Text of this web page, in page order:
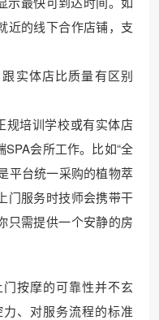
近的线下合作店铺，支
实体店比质量有区别
规培训学校或有实体店
会所工作。比如“全
平台统一采购的植物萃
门服务时技师会携带干
只需提供一个安静的房
按摩的可靠性并不玄
、对服务流程的标准